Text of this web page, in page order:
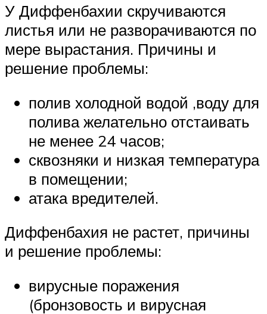
У Диффенбахии скручиваются
листья или не разворачиваются по
мере вырастания. Причины и
решение проблемы:
полив холодной водой ,воду для
полива желательно отстаивать
не менее 24 часов;
сквозняки и низкая температура
в помещении;
атака вредителей.
Диффенбахия не растет, причины
и решение проблемы:
вирусные поражения
(бронзовость и вирусная